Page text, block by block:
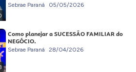
Sebrae Paraná 05/05/2026
Como planejar a SUCESSÃO FAMILIAR do
NEGÓCIO.
Sebrae Paraná 28/04/2026